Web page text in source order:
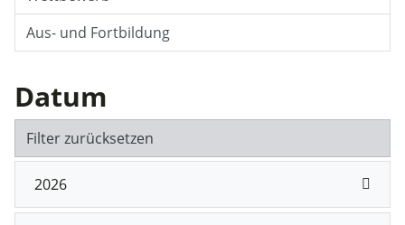
Aus- und Fortbildung
Datum
Filter zurücksetzen
2026